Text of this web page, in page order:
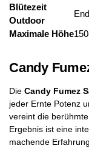
Blütezeit
Outdoor
Maximale Höhe
Candy
Die Candy Fumez
jeder Ernte Potenz
vereint die
Ergebnis ist eine
machende